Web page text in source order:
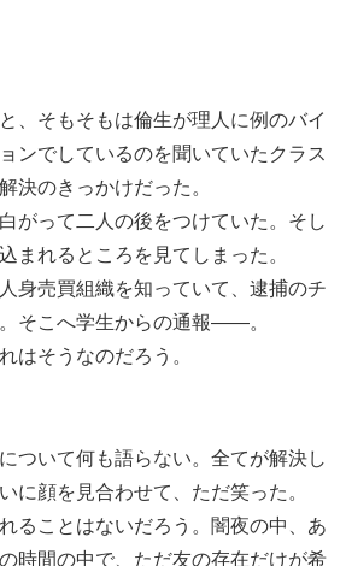
、そもそもは倫生が理人に例のバイ
ンでしているのを聞いていたクラス
決のきっかけだった。
がって二人の後をつけていた。そし
まれるところを見てしまった。
身売買組織を知っていて、逮捕のチ
そこへ学生からの通報――。
はそうなのだろう。
ついて何も語らない。全てが解決し
に顔を見合わせて、ただ笑った。
ことはないだろう。闇夜の中、あ
時間の中で、ただ友の存在だけが希